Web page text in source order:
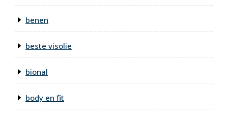
benen
beste visolie
bional
body en fit